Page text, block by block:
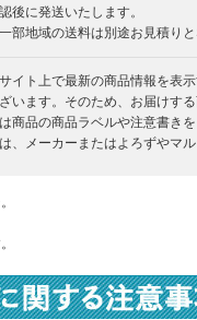
後に発送いたします。
部地域の送料は別途お見積りと
イト上で最新の商品情報を表
います。そのため、お届けす
商品の商品ラベルや注意書き
、メーカーまたはよろずやマ